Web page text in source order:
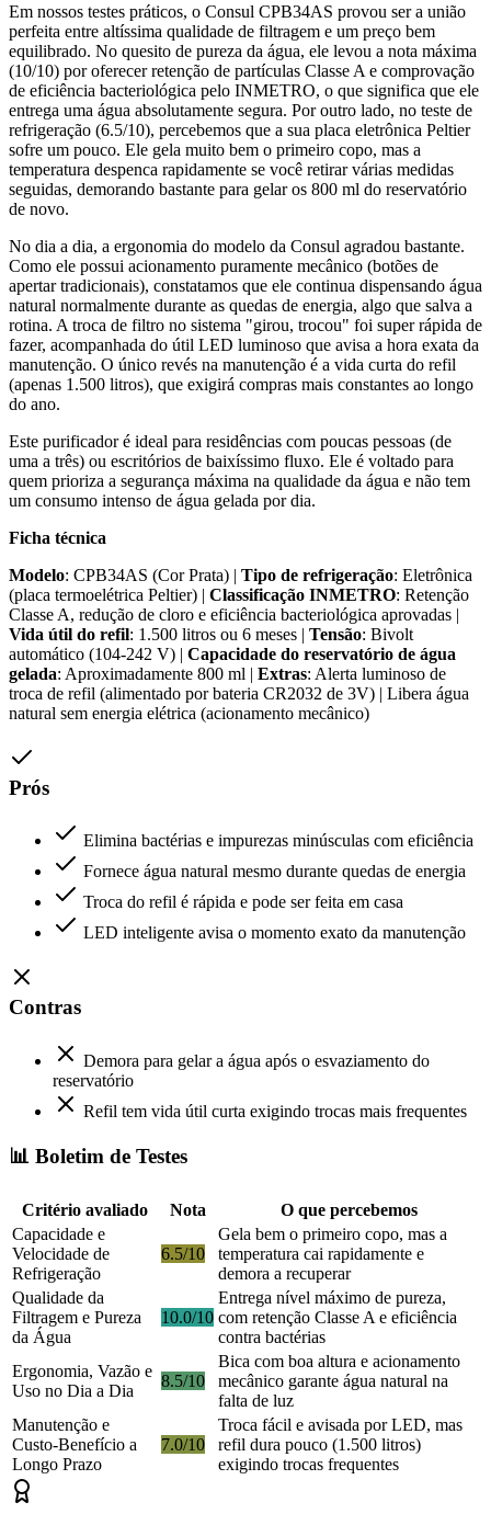
Em nossos testes práticos, o Consul CPB34AS provou ser a união
perfeita entre altíssima qualidade de filtragem e um preço bem
equilibrado. No quesito de pureza da água, ele levou a nota máxima
(10/10) por oferecer retenção de partículas Classe A e comprovação
de eficiência bacteriológica pelo INMETRO, o que significa que ele
entrega uma água absolutamente segura. Por outro lado, no teste de
refrigeração (6.5/10), percebemos que a sua placa eletrônica Peltier
sofre um pouco. Ele gela muito bem o primeiro copo, mas a
temperatura despenca rapidamente se você retirar várias medidas
seguidas, demorando bastante para gelar os 800 ml do reservatório
de novo.
No dia a dia, a ergonomia do modelo da Consul agradou bastante.
Como ele possui acionamento puramente mecânico (botões de
apertar tradicionais), constatamos que ele continua dispensando água
natural normalmente durante as quedas de energia, algo que salva a
rotina. A troca de filtro no sistema "girou, trocou" foi super rápida de
fazer, acompanhada do útil LED luminoso que avisa a hora exata da
manutenção. O único revés na manutenção é a vida curta do refil
(apenas 1.500 litros), que exigirá compras mais constantes ao longo
do ano.
Este purificador é ideal para residências com poucas pessoas (de
uma a três) ou escritórios de baixíssimo fluxo. Ele é voltado para
quem prioriza a segurança máxima na qualidade da água e não tem
um consumo intenso de água gelada por dia.
Ficha técnica
Modelo: CPB34AS (Cor Prata) | Tipo de refrigeração: Eletrônica
(placa termoelétrica Peltier) | Classificação INMETRO: Retenção
Classe A, redução de cloro e eficiência bacteriológica aprovadas |
Vida útil do refil: 1.500 litros ou 6 meses | Tensão: Bivolt
automático (104-242 V) | Capacidade do reservatório de água
gelada: Aproximadamente 800 ml | Extras: Alerta luminoso de
troca de refil (alimentado por bateria CR2032 de 3V) | Libera água
natural sem energia elétrica (acionamento mecânico)
Prós
Elimina bactérias e impurezas minúsculas com eficiência
Fornece água natural mesmo durante quedas de energia
Troca do refil é rápida e pode ser feita em casa
LED inteligente avisa o momento exato da manutenção
Contras
Demora para gelar a água após o esvaziamento do
reservatório
Refil tem vida útil curta exigindo trocas mais frequentes
📊 Boletim de Testes
Critério avaliado Nota
O que percebemos
Capacidade e
Velocidade de
Refrigeração
6.5/10
Gela bem o primeiro copo, mas a
temperatura cai rapidamente e
demora a recuperar
Qualidade da
Filtragem e Pureza
da Água
10.0/10
Entrega nível máximo de pureza,
com retenção Classe A e eficiência
contra bactérias
Ergonomia, Vazão e
Uso no Dia a Dia
8.5/10
Bica com boa altura e acionamento
mecânico garante água natural na
falta de luz
Manutenção e
Custo-Benefício a
Longo Prazo
7.0/10
Troca fácil e avisada por LED, mas
refil dura pouco (1.500 litros)
exigindo trocas frequentes